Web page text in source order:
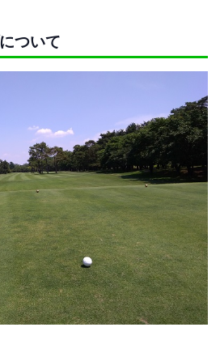
ついて